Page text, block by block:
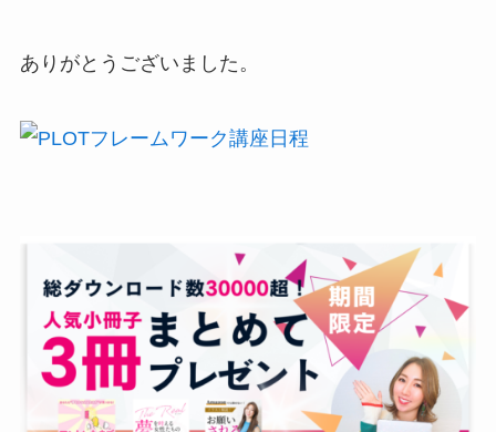
ありがとうございました。